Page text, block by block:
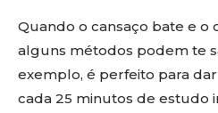
Quando o cansaço bate e o
alguns métodos podem te
exemplo, é perfeito para
cada 25 minutos de estudo